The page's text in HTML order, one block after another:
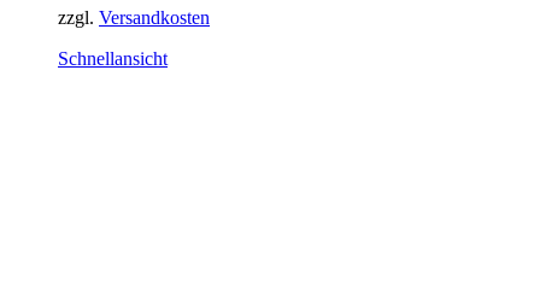
zzgl. Versandkosten
Schnellansicht